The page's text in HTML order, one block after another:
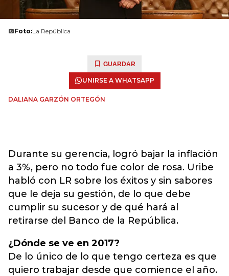
Foto:La República
GUARDAR
UNIRSE A WHATSAPP
DALIANA GARZÓN ORTEGÓN
Durante su gerencia, logró bajar la inflación
a 3%, pero no todo fue color de rosa. Uribe
habló con LR sobre los éxitos y sin sabores
que le deja su gestión, de lo que debe
cumplir su sucesor y de qué hará al
retirarse del Banco de la República.
¿Dónde se ve en 2017?
De lo único de lo que tengo certeza es que
quiero trabajar desde que comience el año.